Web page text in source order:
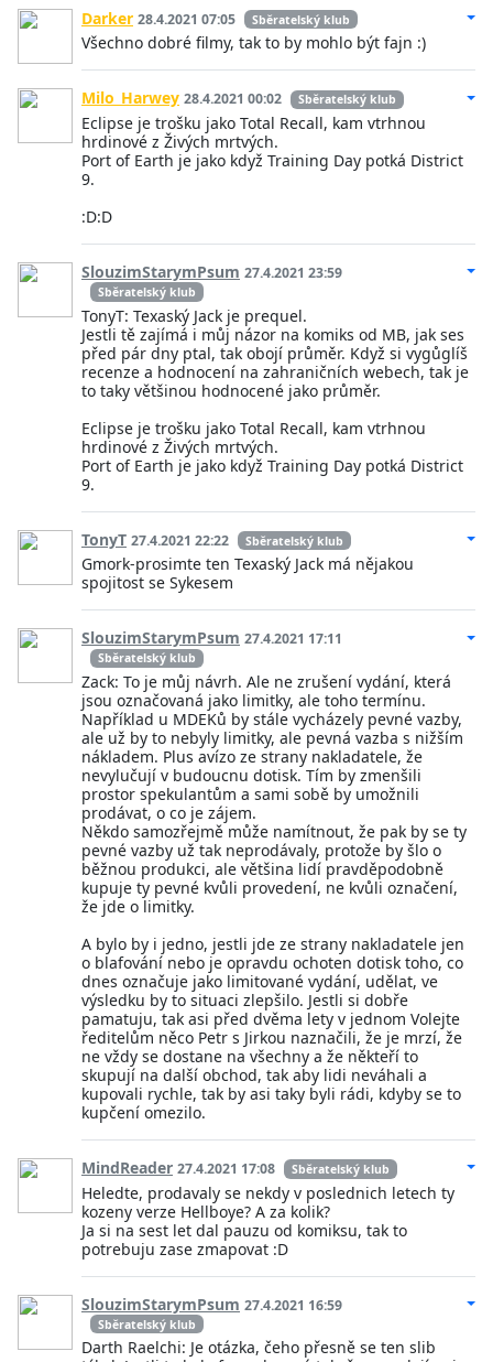
Darker 28.4.2021 07:05 Sběratelský klub
Všechno dobré filmy, tak to by mohlo být fajn :)
Milo_Harwey 28.4.2021 00:02 Sběratelský klub
Eclipse je trošku jako Total Recall, kam vtrhnou
hrdinové z Živých mrtvých.
Port of Earth je jako když Training Day potká District
9.
:D:D
SlouzimStarymPsum 27.4.2021 23:59
Sběratelský klub
TonyT: Texaský Jack je prequel.
Jestli tě zajímá i můj názor na komiks od MB, jak ses
před pár dny ptal, tak obojí průměr. Když si vygůglíš
recenze a hodnocení na zahraničních webech, tak je
to taky většinou hodnocené jako průměr.
Eclipse je trošku jako Total Recall, kam vtrhnou
hrdinové z Živých mrtvých.
Port of Earth je jako když Training Day potká District
9.
TonyT 27.4.2021 22:22 Sběratelský klub
Gmork-prosimte ten Texaský Jack má nějakou
spojitost se Sykesem
SlouzimStarymPsum 27.4.2021 17:11
Sběratelský klub
Zack: To je můj návrh. Ale ne zrušení vydání, která
jsou označovaná jako limitky, ale toho termínu.
Například u MDEKů by stále vycházely pevné vazby,
ale už by to nebyly limitky, ale pevná vazba s nižším
nákladem. Plus avízo ze strany nakladatele, že
nevylučují v budoucnu dotisk. Tím by zmenšili
prostor spekulantům a sami sobě by umožnili
prodávat, o co je zájem.
Někdo samozřejmě může namítnout, že pak by se ty
pevné vazby už tak neprodávaly, protože by šlo o
běžnou produkci, ale většina lidí pravděpodobně
kupuje ty pevné kvůli provedení, ne kvůli označení,
že jde o limitky.
A bylo by i jedno, jestli jde ze strany nakladatele jen
o blafování nebo je opravdu ochoten dotisk toho, co
dnes označuje jako limitované vydání, udělat, ve
výsledku by to situaci zlepšilo. Jestli si dobře
pamatuju, tak asi před dvěma lety v jednom Volejte
ředitelům něco Petr s Jirkou naznačili, že je mrzí, že
ne vždy se dostane na všechny a že někteří to
skupují na další obchod, tak aby lidi neváhali a
kupovali rychle, tak by asi taky byli rádi, kdyby se to
kupčení omezilo.
MindReader 27.4.2021 17:08 Sběratelský klub
Heledte, prodavaly se nekdy v poslednich letech ty
kozeny verze Hellboye? A za kolik?
Ja si na sest let dal pauzu od komiksu, tak to
potrebuju zase zmapovat :D
SlouzimStarymPsum 27.4.2021 16:59
Sběratelský klub
Darth Raelchi: Je otázka, čeho přesně se ten slib